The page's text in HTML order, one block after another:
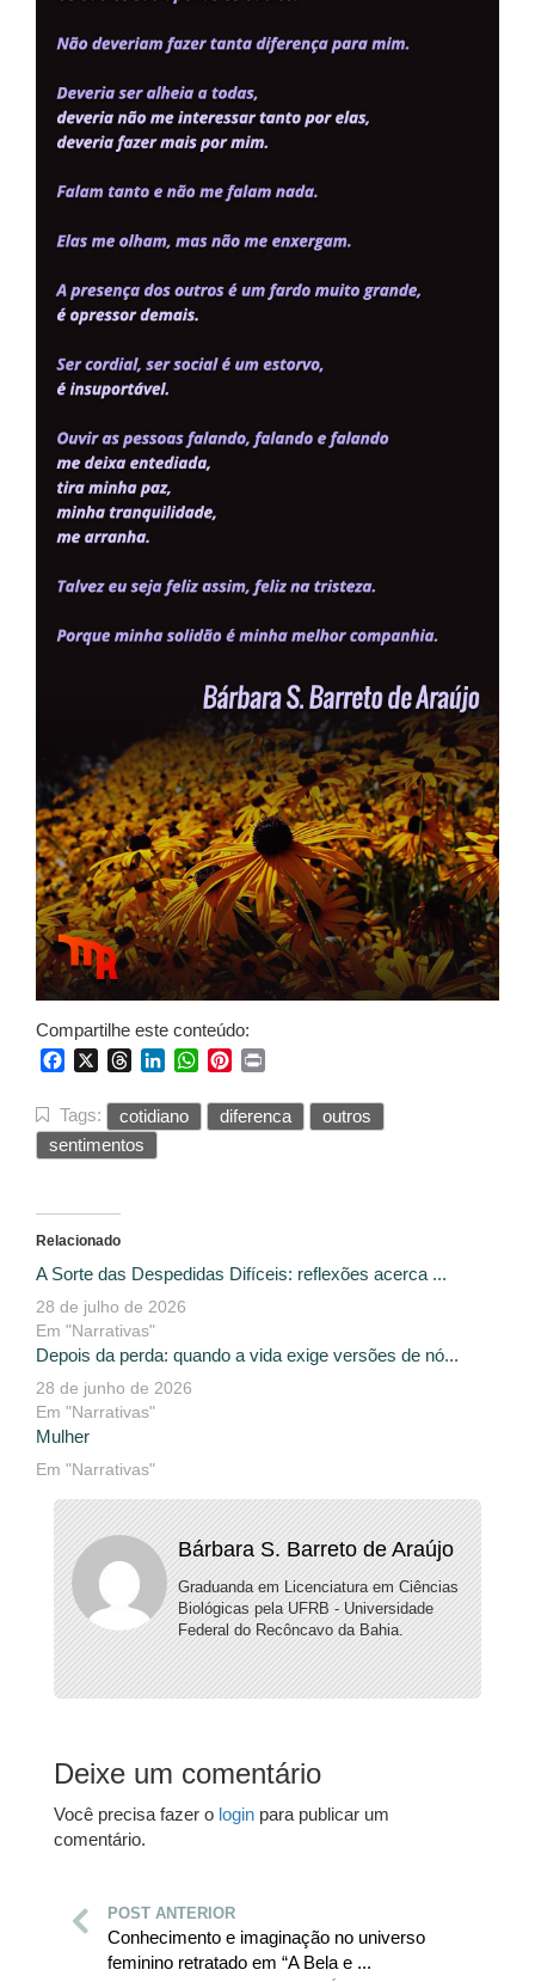
Compartilhe este conteúdo:
FacebookThreadsLinkedInWhatsApp
Pinterest
Tags: cotidiano diferenca
outros
sentimentos
Relacionado
A Sorte das Despedidas Difíceis: reflexões acerca ...
28 de julho de 2026
Em "Narrativas"
Depois da perda: quando a vida exige versões de nó...
28 de junho de 2026
Em "Narrativas"
Mulher
Em "Narrativas"
Bárbara S. Barreto de Araújo
Graduanda em Licenciatura em Ciências
Biológicas pela UFRB - Universidade
Federal do Recôncavo da Bahia.
Deixe um comentário
Você precisa fazer o login para publicar um
comentário.
POST ANTERIOR
Conhecimento e imaginação no universo
feminino retratado em “A Bela e ...